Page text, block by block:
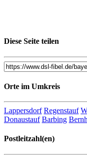
Diese Seite teilen
Orte im Umkreis
Lappersdorf Regenstauf
Donaustauf Barbing
Postleitzahl(en)